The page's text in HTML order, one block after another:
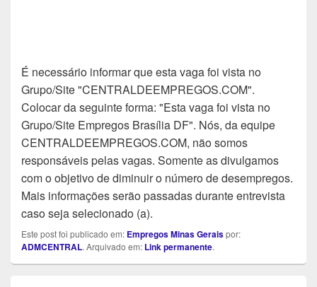
É necessário informar que esta vaga foi vista no
Grupo/Site "CENTRALDEEMPREGOS.COM".
Colocar da seguinte forma: "Esta vaga foi vista no
Grupo/Site Empregos Brasília DF". Nós, da equipe
CENTRALDEEMPREGOS.COM, não somos
responsáveis pelas vagas. Somente as divulgamos
com o objetivo de diminuir o número de desempregos.
Mais informações serão passadas durante entrevista
caso seja selecionado (a).
Este post foi publicado em: Empregos Minas Geraispor:
ADMCENTRAL. Arquivado em: Link permanente.